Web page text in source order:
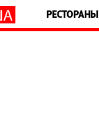
РЕСТОРАНЫ